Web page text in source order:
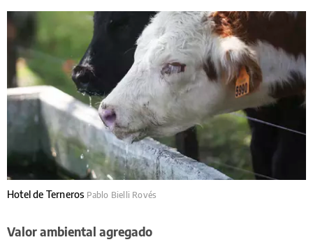
Hotel de Terneros Pablo Bielli Rovés
Valor ambiental agregado